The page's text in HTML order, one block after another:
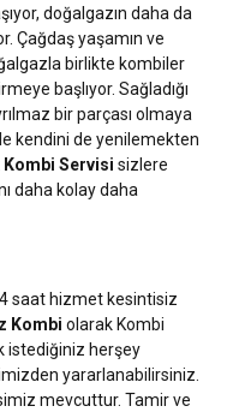
doğalgazın daha da
Çağdaş yaşamın ve
birlikte kombiler
başlıyor. Sağladığı
bir parçası olmaya
kendini de yenilemekten
Kombi Servisi sizlere
daha kolay daha
saat hizmet kesintisiz
Kombi olarak Kombi
istediğiniz herşey
yararlanabilirsiniz.
mevcuttur. Tamir ve